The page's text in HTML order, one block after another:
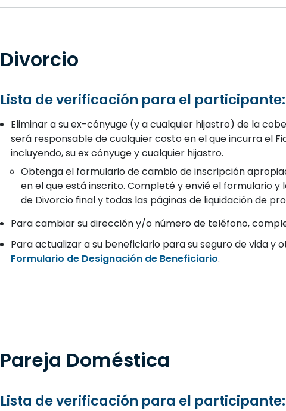
Divorcio
Lista de verificación para el
Eliminar a su ex-cónyuge (y a cualquier hijastro) de la
será responsable de cualquier costo en el que incurra el
incluyendo, su ex cónyuge y cualquier hijastro.
Obtenga el formulario de cambio de inscripción
en el que está inscrito. Completé y envié el formulario
de Divorcio final y todas las páginas de liquidación de
Para cambiar su dirección y/o número de teléfono,
Para actualizar a su beneficiario para su seguro de vida y
Formulario de Designación de Beneficiario.
Pareja Doméstica
Lista de verificación para el